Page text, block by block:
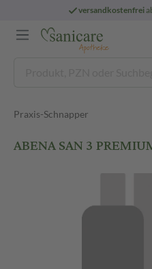
versandkostenfrei
Praxis-Schnapper
ABENA SAN 3